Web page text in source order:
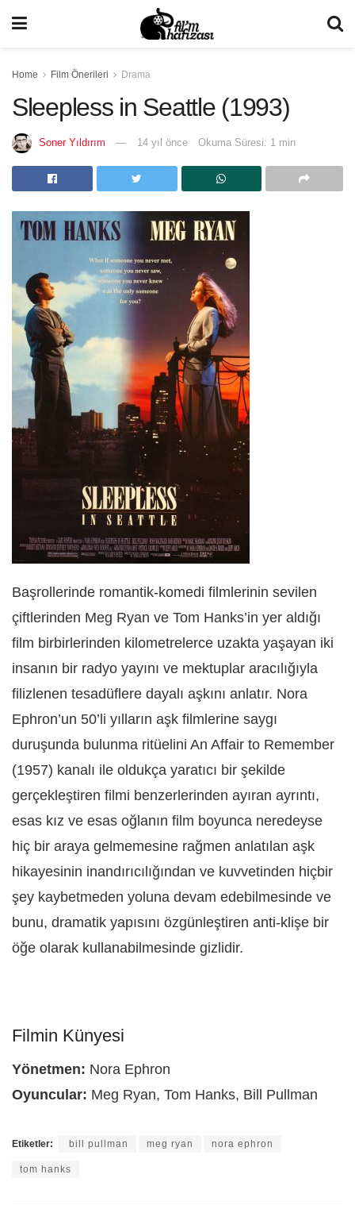
Home Film Önerileri Drama
Sleepless in Seattle (1993)
Soner Yıldırım 14 yıl önce Okuma Süresi: 1 min
Başrollerinde romantik-komedi filmlerinin sevilen
çiftlerinden Meg Ryan ve Tom Hanks’in yer aldığı
film birbirlerinden kilometrelerce uzakta yaşayan iki
insanın bir radyo yayını ve mektuplar aracılığıyla
filizlenen tesadüflere dayalı aşkını anlatır. Nora
Ephron’un 50’li yılların aşk filmlerine saygı
duruşunda bulunma ritüelini An Affair to Remember
(1957) kanalı ile oldukça yaratıcı bir şekilde
gerçekleştiren filmi benzerlerinden ayıran ayrıntı,
esas kız ve esas oğlanın film boyunca neredeyse
hiç bir araya gelmemesine rağmen anlatılan aşk
hikayesinin inandırıcılığından ve kuvvetinden hiçbir
şey kaybetmeden yoluna devam edebilmesinde ve
bunu, dramatik yapısını özgünleştiren anti-klişe bir
öğe olarak kullanabilmesinde gizlidir.
Filmin Künyesi
Yönetmen: Nora Ephron
Oyuncular: Meg Ryan, Tom Hanks, Bill Pullman
Etiketler: bill pullman meg ryan nora ephron
tom hanks